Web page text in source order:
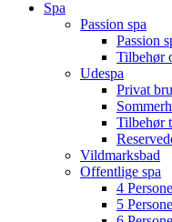
Spa
Passion spa
Passion
Tilbehør
Udespa
Privat
Tilbehør
Vildmarksbad
Offentlige spa
4
5